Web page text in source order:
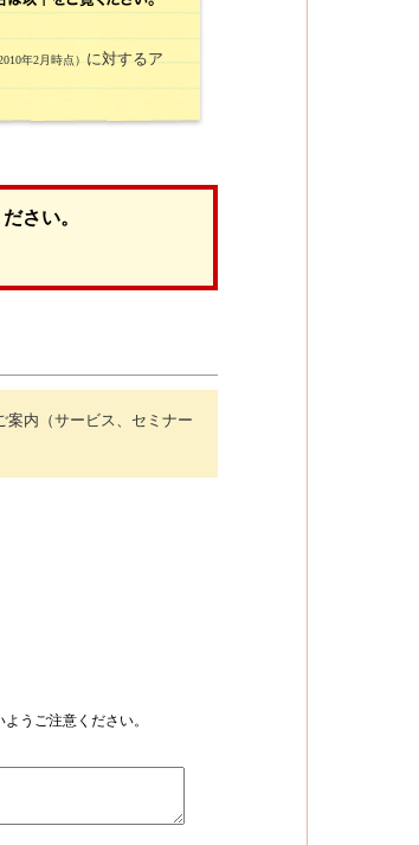
2010年2月時点） に対するア
さい。
案内（サービス、セミナー
うご注意ください。